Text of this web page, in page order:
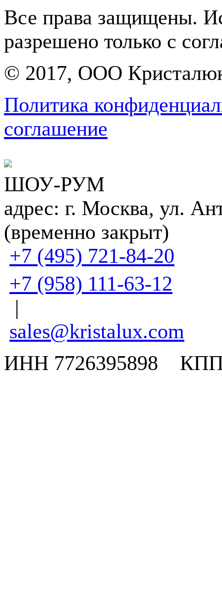
Все права защищены.
разрешено только с
© 2017, ООО
Политика
соглашение
ШОУ-РУМ
адрес: г. Москва, ул.
(временно закрыт)
+7 (495) 721-84-20
+7 (958) 111-63-12
|
sales@kristalux.com
ИНН 7726395898 КПП